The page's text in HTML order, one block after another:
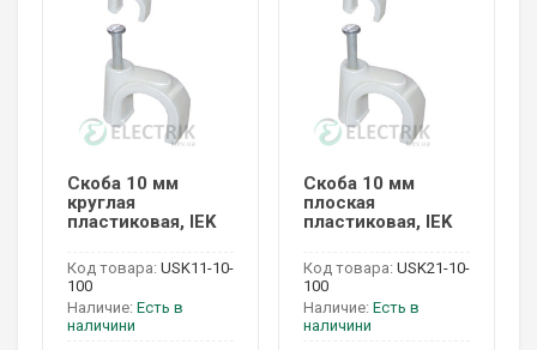
Скоба 10 мм
круглая
пластиковая, IEK
Код товара: USK11-10-
100
Наличие: Есть в
наличини
Скоба 10 мм
плоская
пластиковая, IEK
Код товара: USK21-10-
100
Наличие: Есть в
наличини